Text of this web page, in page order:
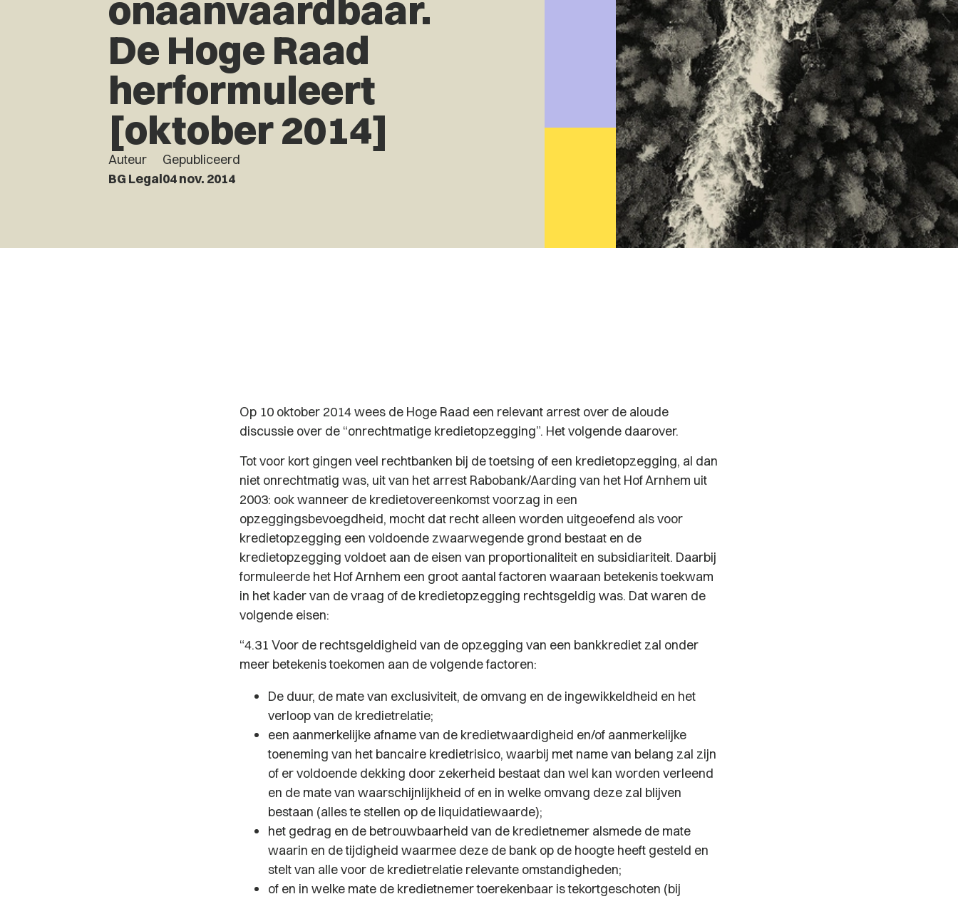
De Hoge Raad
herformuleert
[oktober 2014]
Auteur
BG Legal
Gepubliceerd
04 nov. 2014
Op 10 oktober 2014 wees de Hoge Raad een relevant arrest over de aloude
discussie over de “onrechtmatige kredietopzegging”. Het volgende daarover.
Tot voor kort gingen veel rechtbanken bij de toetsing of een kredietopzegging, al dan
niet onrechtmatig was, uit van het arrest Rabobank/Aarding van het Hof Arnhem uit
2003: ook wanneer de kredietovereenkomst voorzag in een
opzeggingsbevoegdheid, mocht dat recht alleen worden uitgeoefend als voor
kredietopzegging een voldoende zwaarwegende grond bestaat en de
kredietopzegging voldoet aan de eisen van proportionaliteit en subsidiariteit. Daarbij
formuleerde het Hof Arnhem een groot aantal factoren waaraan betekenis toekwam
in het kader van de vraag of de kredietopzegging rechtsgeldig was. Dat waren de
volgende eisen:
“4.31 Voor de rechtsgeldigheid van de opzegging van een bankkrediet zal onder
meer betekenis toekomen aan de volgende factoren:
De duur, de mate van exclusiviteit, de omvang en de ingewikkeldheid en het
verloop van de kredietrelatie;
een aanmerkelijke afname van de kredietwaardigheid en/of aanmerkelijke
toeneming van het bancaire kredietrisico, waarbij met name van belang zal zijn
of er voldoende dekking door zekerheid bestaat dan wel kan worden verleend
en de mate van waarschijnlijkheid of en in welke omvang deze zal blijven
bestaan (alles te stellen op de liquidatiewaarde);
het gedrag en de betrouwbaarheid van de kredietnemer alsmede de mate
waarin en de tijdigheid waarmee deze de bank op de hoogte heeft gesteld en
stelt van alle voor de kredietrelatie relevante omstandigheden;
of en in welke mate de kredietnemer toerekenbaar is tekortgeschoten (bij